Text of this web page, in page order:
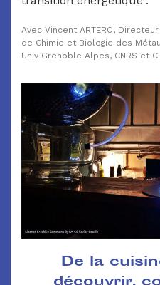
Avec Vincent ARTERO,
de Chimie et Biologie des
Univ Grenoble Alpes, CNRS et
De la